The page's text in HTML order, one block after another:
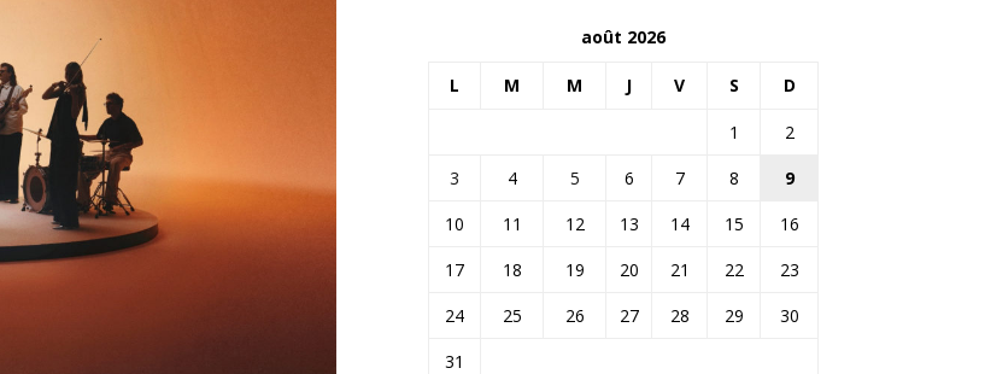
août 2026
L M M J V S D
1
2
3
4 5 6 7 8
9
10
11 12 13 14 15
16
17
18 19 20 21 22
23
24
25 26 27 28 29
30
31